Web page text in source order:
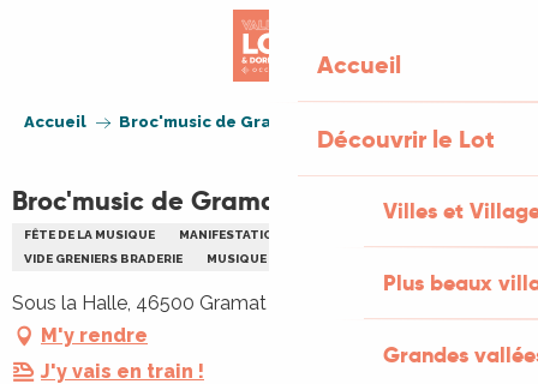
Accueil
Découvrir le Lot
Villes et
Plus beaux
Grandes
Accueil Broc'music de Gramat
Broc'music de Gramat
FÊTE DE LA MUSIQUE
MANIFESTATION COMMERCIALE
VIDE GRENIERS BRADERIE
MUSIQUE
Sous la Halle, 46500 Gramat
M'y rendre
J'y vais en train !